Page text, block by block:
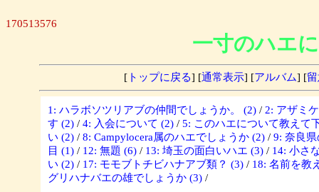
170513576
一寸のハエ
[トップに戻る] [通常表示] [アルバム] [
1: ハラボソツリアブの仲間でしょうか。 (2) / 2: アザミ
す (2) / 4: 入会について (2) / 5: このハエについて教えて
い (2) / 8: Campylocera属のハエでしょうか (2) / 9: 奈良
目 (1) / 12: 無題 (6) / 13: 埼玉の面白いハエ (3) / 14: 小さ
い (2) / 17: モモブトチビハナアブ類？ (3) / 18: 名前を教
グリハナバエの雄でしょうか (3) /